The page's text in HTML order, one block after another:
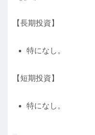
【長期投資】
特になし。
【短期投資】
特になし。